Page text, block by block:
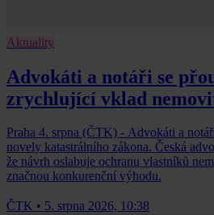
Aktuality
Advokáti a notáři se
zrychlující vklad
Praha 4. srpna (ČTK) - Advokáti a
novely katastrálního zákona. Česká
že návrh oslabuje ochranu vlastníků
značnou konkurenční výhodu.
ČTK • 5. srpna 2026, 10:38